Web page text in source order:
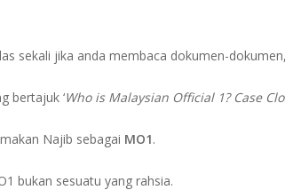
sekali jika anda membaca dokumen-
bertajuk ‘Who is Malaysian Official 1? Case
Najib sebagai MO1.
bukan sesuatu yang rahsia.